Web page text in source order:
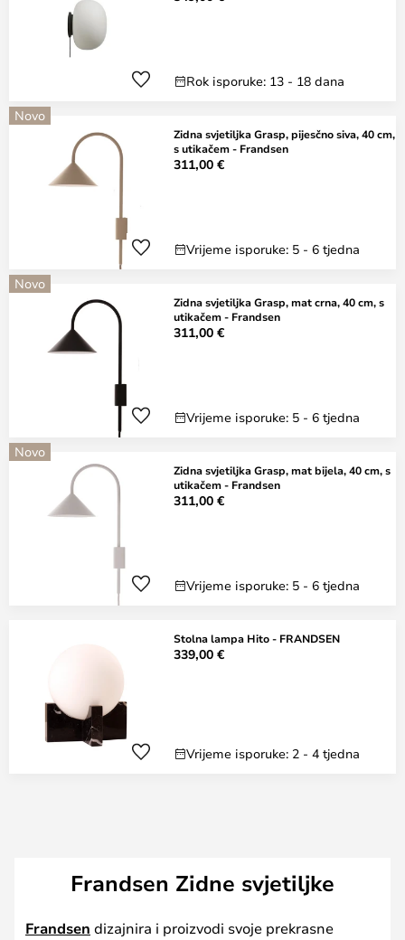
Rok isporuke: 13 - 18 dana
Novo
Zidna svjetiljka Grasp, pijesčno siva, 40 cm,
s utikačem - Frandsen
311,00 €
Vrijeme isporuke: 5 - 6 tjedna
Novo
Zidna svjetiljka Grasp, mat crna, 40 cm, s
utikačem - Frandsen
311,00 €
Vrijeme isporuke: 5 - 6 tjedna
Novo
Zidna svjetiljka Grasp, mat bijela, 40 cm, s
utikačem - Frandsen
311,00 €
Vrijeme isporuke: 5 - 6 tjedna
Stolna lampa Hito - FRANDSEN
339,00 €
Vrijeme isporuke: 2 - 4 tjedna
Frandsen Zidne svjetiljke
Frandsen dizajnira i proizvodi svoje prekrasne